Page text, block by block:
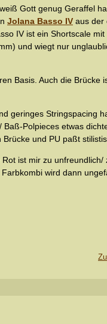
Gott genug Geraffel
Jolana Basso IV aus der
IV ist ein Shortscale
und wiegt nur
Basis. Auch die Brücke
geringes Stringspacing
Polpieces etwas
und PU paßt
ist mir zu
wird dann